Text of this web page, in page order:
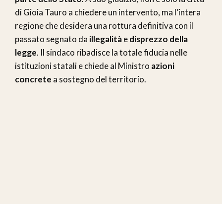
di Gioia Tauro a chiedere un intervento, ma l’intera
regione che desidera una rottura definitiva con il
passato segnato da illegalitàedisprezzo della
legge. Il sindaco ribadisce la totale fiducia nelle
istituzioni statali e chiede al Ministro azioni
concrete a sostegno del territorio.